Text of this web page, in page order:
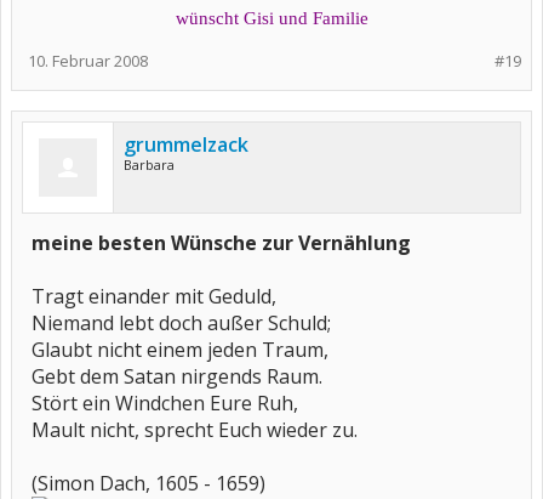
wünscht Gisi und Familie​
#19
10. Februar 2008
grummelzack
Barbara
meine besten Wünsche zur Vernählung
Tragt einander mit Geduld,
Niemand lebt doch außer Schuld;
Glaubt nicht einem jeden Traum,
Gebt dem Satan nirgends Raum.
Stört ein Windchen Eure Ruh,
Mault nicht, sprecht Euch wieder zu.
(Simon Dach, 1605 - 1659)